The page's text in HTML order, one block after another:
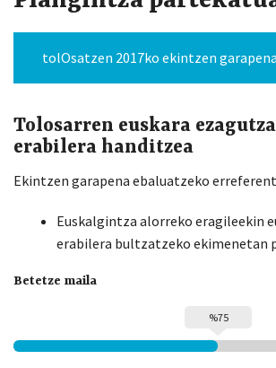
tolOsatzen 2017ko ekintzen garapena
Tolosarren euskara
erabilera handitzea
Ekintzen garapena ebaluatzeko
Euskalgintza alorreko eragileekin
erabilera bultzatzeko ekimenetan
Betetze maila
%75